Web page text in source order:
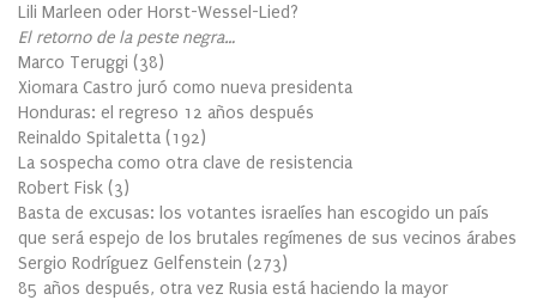
Lili Marleen oder Horst-Wessel-Lied?
El retorno de la peste negra…
Marco Teruggi (38)
Xiomara Castro juró como nueva presidenta
Honduras: el regreso 12 años después
Reinaldo Spitaletta (192)
La sospecha como otra clave de resistencia
Robert Fisk (3)
Basta de excusas: los votantes israelíes han escogido un país
que será espejo de los brutales regímenes de sus vecinos árabes
Sergio Rodríguez Gelfenstein (273)
85 años después, otra vez Rusia está haciendo la mayor